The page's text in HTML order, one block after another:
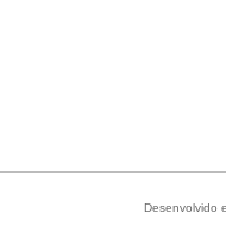
Desenvolvido